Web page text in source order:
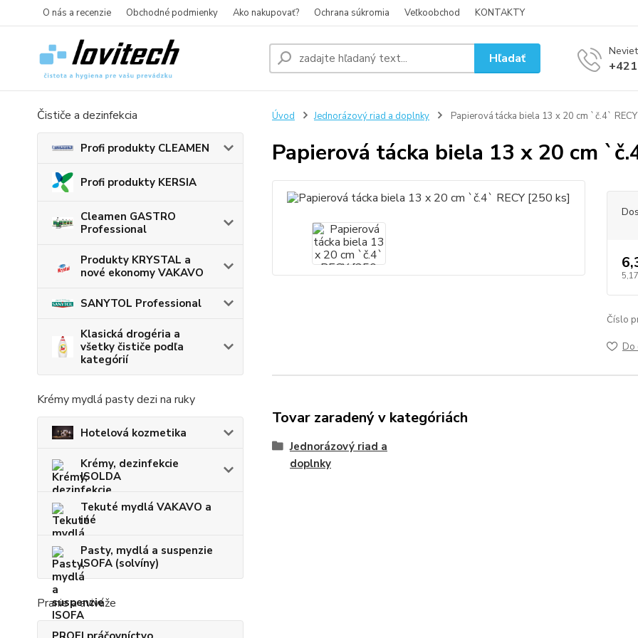
O nás a recenzie Obchodné podmienky Ako nakupovať? Ochrana súkromia Veľkoobchod KONTAKTY
Hľadať
Čističe a dezinfekcia
Profi produkty CLEAMEN
Profi produkty KERSIA
Cleamen GASTRO
Professional
Produkty KRYSTAL a
nové ekonomy VAKAVO
SANYTOL Professional
Klasická drogéria a
všetky čističe podľa
kategórií
Krémy mydlá pasty dezi na ruky
Hotelová kozmetika
Krémy, dezinfekcie
ISOLDA
Tekuté mydlá VAKAVO a
iné
Pasty, mydlá a suspenzie
ISOFA (solvíny)
Pranie a aviváže
Úvod Jednorázový riad a doplnky Papierová tácka biela 13 x 20 cm `č.4`
Papierová tácka biela 13 x 20 cm
Číslo
Do
Tovar zaradený v kategóriách
Jednorázový riad a
doplnky